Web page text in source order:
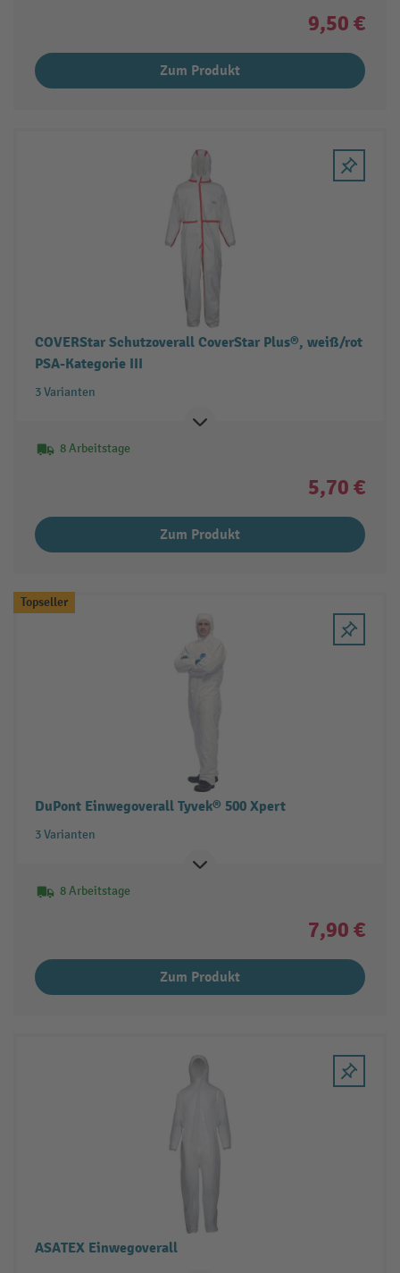
9,50 €
Zum Produkt
COVERStar Schutzoverall CoverStar Plus®, weiß/rot
PSA-Kategorie III
3 Varianten
8 Arbeitstage
5,70 €
Zum Produkt
Topseller
DuPont Einwegoverall Tyvek® 500 Xpert
3 Varianten
8 Arbeitstage
7,90 €
Zum Produkt
ASATEX Einwegoverall